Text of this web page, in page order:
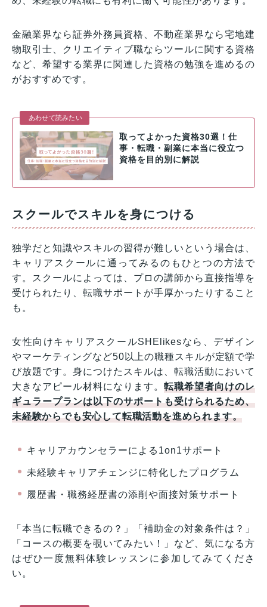
金融業界なら証券外務員資格、不動産業界なら宅地建
物取引士、クリエイティブ職ならツールに関する資格
など、希望する業界に関連した資格の勉強を進めるの
がおすすめです。
あわせて読みたい
取ってよかった資格30選！仕
事・転職・副業に本当に役立つ
資格を目的別に解説
スクールでスキルを身につける
独学だと知識やスキルの習得が難しいという場合は、
キャリアスクールに通ってみるのもひとつの方法で
す。スクールによっては、プロの講師から直接指導を
受けられたり、転職サポートが手厚かったりすること
も。
女性向けキャリアスクールSHElikesなら、デザイン
やマーケティングなど50以上の職種スキルが定額で学
び放題です。身につけたスキルは、転職活動において
大きなアピール材料になります。転職希望者向けのレ
ギュラープランは以下のサポートも受けられるため、
未経験からでも安心して転職活動を進められます。
キャリアカウンセラーによる1on1サポート
未経験キャリアチェンジに特化したプログラム
履歴書・職務経歴書の添削や面接対策サポート
「本当に転職できるの？」「補助金の対象条件は？」
「コースの概要を覗いてみたい！」など、気になる方
はぜひ一度無料体験レッスンに参加してみてくださ
い。